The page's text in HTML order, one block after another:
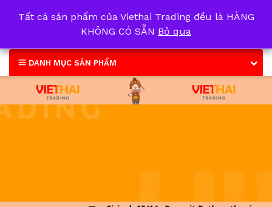
DANH MỤC SẢN PHẨM
Tất cả sản phẩm của Viethai Trading đều là HÀNG
KHÔNG CÓ SẴN Bỏ qua